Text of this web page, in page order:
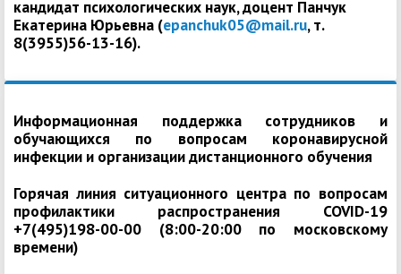
кандидат психологических наук, доцент Панчук
Екатерина Юрьевна (epanchuk05@mail.ru, т.
8(3955)56-13-16).
Информационная поддержка сотрудников и
обучающихся по вопросам коронавирусной
инфекции и организации дистанционного обучения
Горячая линия ситуационного центра по вопросам
профилактики распространения COVID-19
+7(495)198-00-00 (8:00-20:00 по московскому
времени)